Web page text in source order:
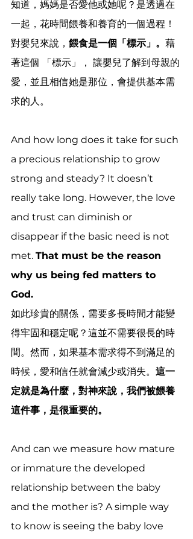
知道，媽媽是否愛他或她呢？是透過在
一起，花時間餵養和養育的一個過程！
對嬰兒來說， 餵食是一個「標示」。 藉
著這個 「標示」， 讓嬰兒了解到母親的
愛，並且相信她是那位，會提供基本需
求的人。
And how long does it take for such
a precious relationship to grow
strong and steady? It doesn’t
really take long. However, the love
and trust can diminish or
disappear if the basic need is not
met. That must be the reason
why us being fed matters to
God.
如此珍貴的關係，需要多長時間才能變
得牢固和穩定呢？這並不需要很長的時
間。然而，如果基本需求得不到滿足的
時候，愛和信任就會減少或消失。 這一
定就是為什麼，對神來說，我們被餵養
這件事，是很重要的。
And can we measure how mature
or immature the developed
relationship between the baby
and the mother is? A simple way
to know is seeing the baby love